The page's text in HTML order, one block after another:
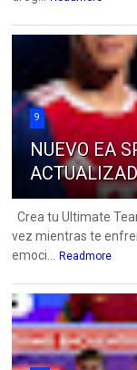
9
NUEVO EA
Crea tu Ultimate
vez mientras te
emoci... Readmore